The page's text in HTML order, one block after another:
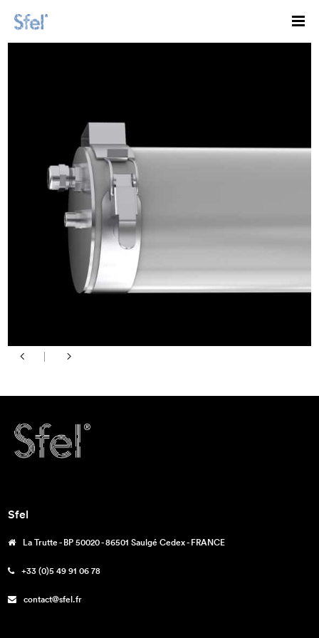
Sfel
La Trutte - BP 50020 - 86501 Saulgé Cedex - FRANCE
+33 (0)5 49 91 06 78
contact@sfel.fr